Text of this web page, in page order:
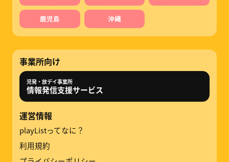
鹿児島 沖縄
事業所向け
児発・放デイ事業所
情報発信支援サービス
運営情報
playListってなに？
利用規約